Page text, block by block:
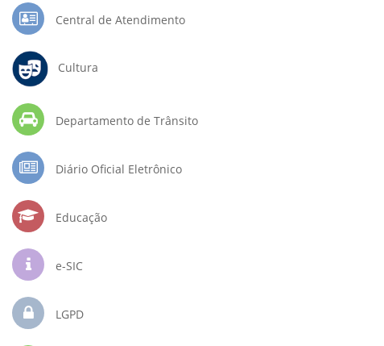
Central de Atendimento
Cultura
Departamento de Trânsito
Diário Oficial Eletrônico
Educação
e-SIC
LGPD